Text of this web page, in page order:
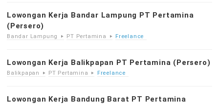
Lowongan Kerja Bandar Lampung PT Pertamina
(Persero)
Bandar Lampung PT Pertamina Freelance
Lowongan Kerja Balikpapan PT Pertamina (Persero)
Balikpapan PT Pertamina Freelance
Lowongan Kerja Bandung Barat PT Pertamina